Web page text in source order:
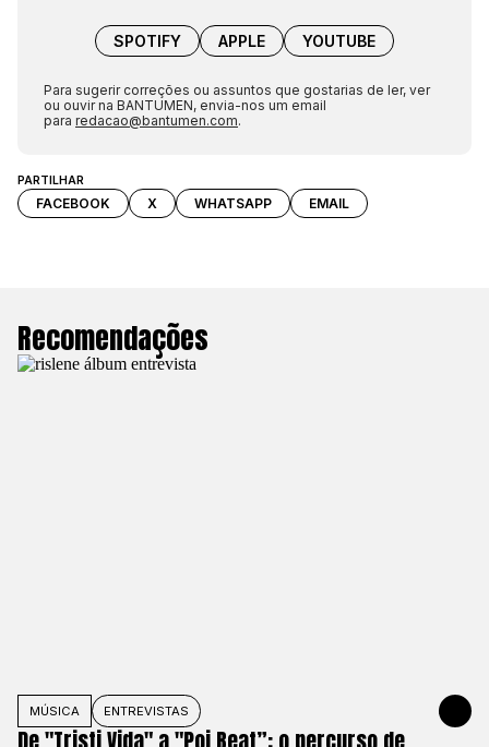
PARTILHAR
FACEBOOK X WHATSAPP EMAIL
SPOTIFY APPLE YOUTUBE
Para sugerir correções ou assuntos que gostarias de ler, ver
ou ouvir na BANTUMEN, envia-nos um email
para redacao@bantumen.com.
Recomendações
MÚSICA ENTREVISTAS JUNE 2,